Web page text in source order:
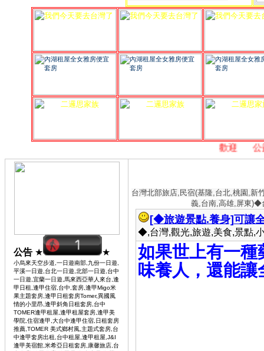
歡迎, 公益
公告 ★ ★
小烏來天空步道,一日遊南部,九份一日遊,
平溪一日遊,台北一日遊,北部一日遊,台中
一日遊,宜蘭一日遊,馬來西亞華人來台,逢
甲日租,逢甲住宿,台中,套房,逢甲Migo米
果主題套房,逢甲日租套房Tomer,異國風
情的小里昂,逢甲斜角日租套房,台中
TOMER逢甲租屋,逢甲租屋套房,逢甲美
學院,住宿逢甲,大台中逢甲住宿,日租套房
推薦,TOMER 美式鄉村風,主題式套房,台
中逢甲套房出租,台中租屋,逢甲租屋,J&I
逢甲美宿館,米希亞日租套房,康馨旅店,台
台灣北部旅店,民宿(基隆,台北,桃園,
義,台南,高雄,屏東)◆
[◆旅遊景點.養身]可讓
◆,台灣,觀光,旅遊,美食,景點,
如果世上有一種
味養人，還能讓